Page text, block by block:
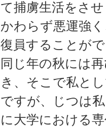
て捕虜生活をさ
かわらず悪運強
復員することが
同じ年の秋には
き、そこで私と
ですが、じつは
に大学における